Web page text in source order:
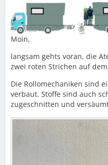
Moin,
langsam gehts voran, die
zwei roten Strichen auf
Die Rollomechaniken sind
verbaut. Stoffe sind auch
zugeschnitten und